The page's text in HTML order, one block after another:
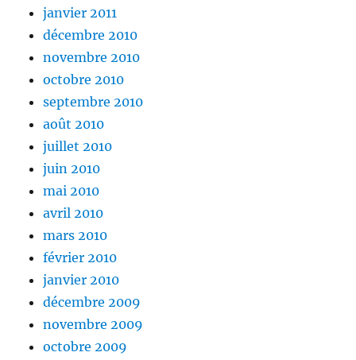
janvier 2011
décembre 2010
novembre 2010
octobre 2010
septembre 2010
août 2010
juillet 2010
juin 2010
mai 2010
avril 2010
mars 2010
février 2010
janvier 2010
décembre 2009
novembre 2009
octobre 2009